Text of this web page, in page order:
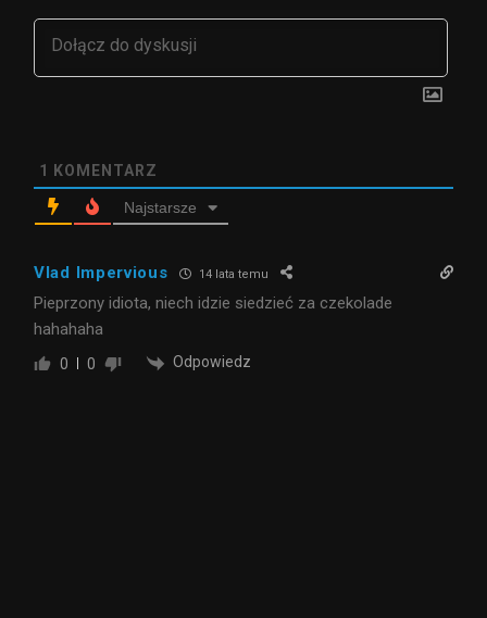
1 KOMENTARZ
Najstarsze
Vlad Impervious 14 lata temu
Pieprzony idiota, niech idzie siedzieć za czekolade
hahahaha
0 0 Odpowiedz